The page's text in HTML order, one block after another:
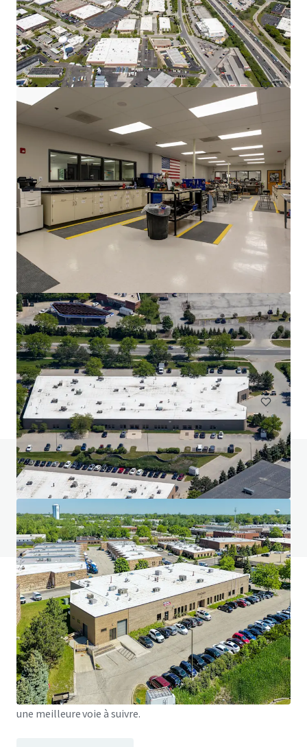
Gateway Park
2850 West Columbus Avenue, Chicago, IL, 60652, US
61 490 m²
Industriel & Logistique Sous contrat
Van Lang Foods - Industrial Food Processing -
Countryside, IL
5227 Dansher Rd, Countryside, IL, 60525, US
3 453 000 € | 1 873 m²
Industriel & Logistique
Vous avez des questions ? Consultez notre
page FAQ
Voir la page FAQ
Financement JLL
Nous nous associons aux investisseurs pour structurer un
financement plus intelligent et optimiser la performance
de leur portefeuille. Contactez notre équipe pour découvrir
une meilleure voie à suivre.